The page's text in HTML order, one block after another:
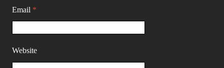
Email *
Website